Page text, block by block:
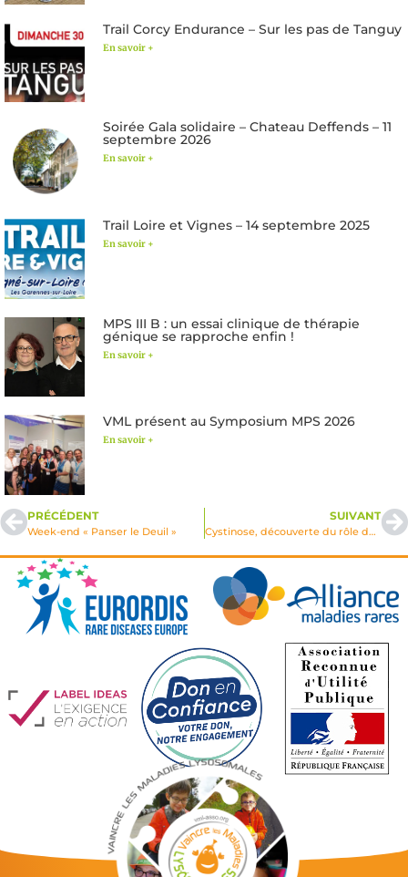
Trail Corcy Endurance – Sur les pas de Tanguy
En savoir +
Soirée Gala solidaire – Chateau Deffends – 11
septembre 2026
En savoir +
Trail Loire et Vignes – 14 septembre 2025
En savoir +
MPS III B : un essai clinique de thérapie
génique se rapproche enfin !
En savoir +
VML présent au Symposium MPS 2026
En savoir +
PRÉCÉDENT
Week-end « Panser le Deuil »
SUIVANT
Cystinose, découverte du rôle de la proteine PQLC2